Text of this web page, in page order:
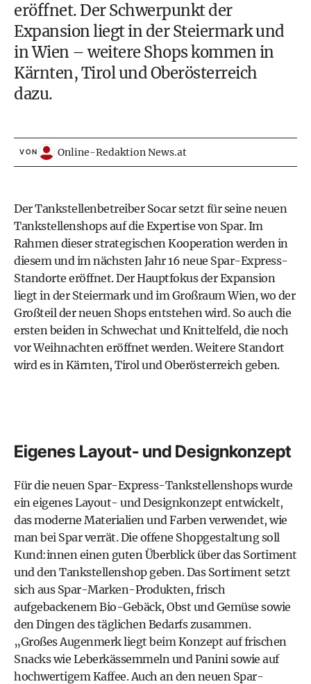
eröffnet. Der Schwerpunkt der
Expansion liegt in der Steiermark und
in Wien – weitere Shops kommen in
Kärnten, Tirol und Oberösterreich
dazu.
VON Online-Redaktion News.at
Der Tankstellenbetreiber Socar setzt für seine neuen
Tankstellenshops auf die Expertise von Spar. Im
Rahmen dieser strategischen Kooperation werden in
diesem und im nächsten Jahr 16 neue Spar-Express-
Standorte eröffnet. Der Hauptfokus der Expansion
liegt in der Steiermark und im Großraum Wien, wo der
Großteil der neuen Shops entstehen wird. So auch die
ersten beiden in Schwechat und Knittelfeld, die noch
vor Weihnachten eröffnet werden. Weitere Standort
wird es in Kärnten, Tirol und Oberösterreich geben.
Eigenes Layout- und Designkonzept
Für die neuen Spar-Express-Tankstellenshops wurde
ein eigenes Layout- und Designkonzept entwickelt,
das moderne Materialien und Farben verwendet, wie
man bei Spar verrät. Die offene Shopgestaltung soll
Kund:innen einen guten Überblick über das Sortiment
und den Tankstellenshop geben. Das Sortiment setzt
sich aus Spar-Marken-Produkten, frisch
aufgebackenem Bio-Gebäck, Obst und Gemüse sowie
den Dingen des täglichen Bedarfs zusammen.
„Großes Augenmerk liegt beim Konzept auf frischen
Snacks wie Leberkässemmeln und Panini sowie auf
hochwertigem Kaffee. Auch an den neuen Spar-